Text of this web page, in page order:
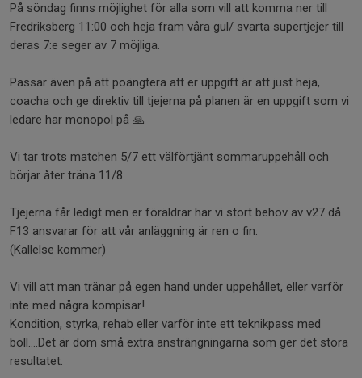
På söndag finns möjlighet för alla som vill att komma ner till
Fredriksberg 11:00 och heja fram våra gul/ svarta supertjejer till
deras 7:e seger av 7 möjliga.
Passar även på att poängtera att er uppgift är att just heja,
coacha och ge direktiv till tjejerna på planen är en uppgift som vi
ledare har monopol på 🙏
Vi tar trots matchen 5/7 ett välförtjänt sommaruppehåll och
börjar åter träna 11/8.
Tjejerna får ledigt men er föräldrar har vi stort behov av v27 då
F13 ansvarar för att vår anläggning är ren o fin.
(Kallelse kommer)
Vi vill att man tränar på egen hand under uppehållet, eller varför
inte med några kompisar!
Kondition, styrka, rehab eller varför inte ett teknikpass med
boll….Det är dom små extra ansträngningarna som ger det stora
resultatet.